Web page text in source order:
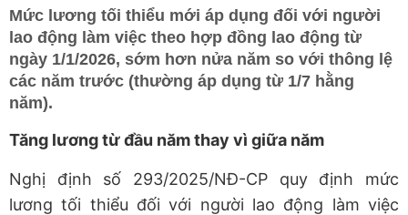
Mức lương tối thiểu mới áp dụng đối với người
lao động làm việc theo hợp đồng lao động từ
ngày 1/1/2026, sớm hơn nửa năm so với thông lệ
các năm trước (thường áp dụng từ 1/7 hằng
năm).
Tăng lương từ đầu năm thay vì giữa năm
Nghị định số 293/2025/NĐ-CP quy định mức
lương tối thiểu đối với người lao động làm việc